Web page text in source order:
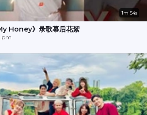
1m 54s
Honey》录歌幕后花絮
pm